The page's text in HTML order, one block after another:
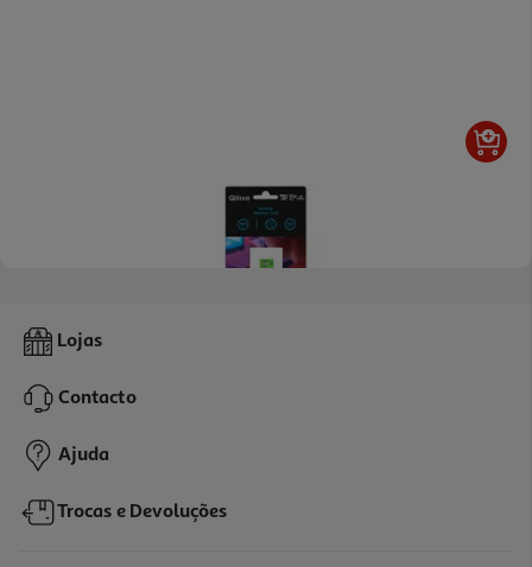
Cartão Memória Msd Qilive Cl.10 Uhs-I U3 Gaming 64gb
49,99 €
Lojas
Contacto
Ajuda
Trocas e Devoluções